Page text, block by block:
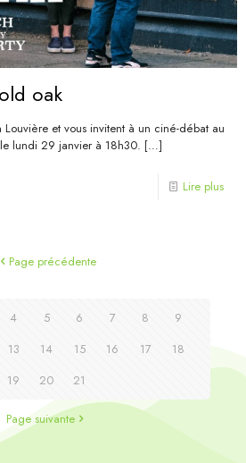
oak
Louvière et vous invitent à un ciné-débat au
lundi 29 janvier à 18h30. […]
Lire plus
Page précédente
4 5 6 7 8
9
13 14 15 16 17
18
19
20 21
Page suivante